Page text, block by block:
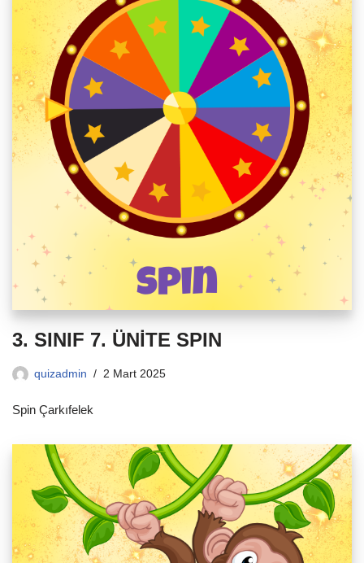
3. SINIF 7. ÜNİTE SPIN
quizadmin 2 Mart 2025
Spin Çarkıfelek